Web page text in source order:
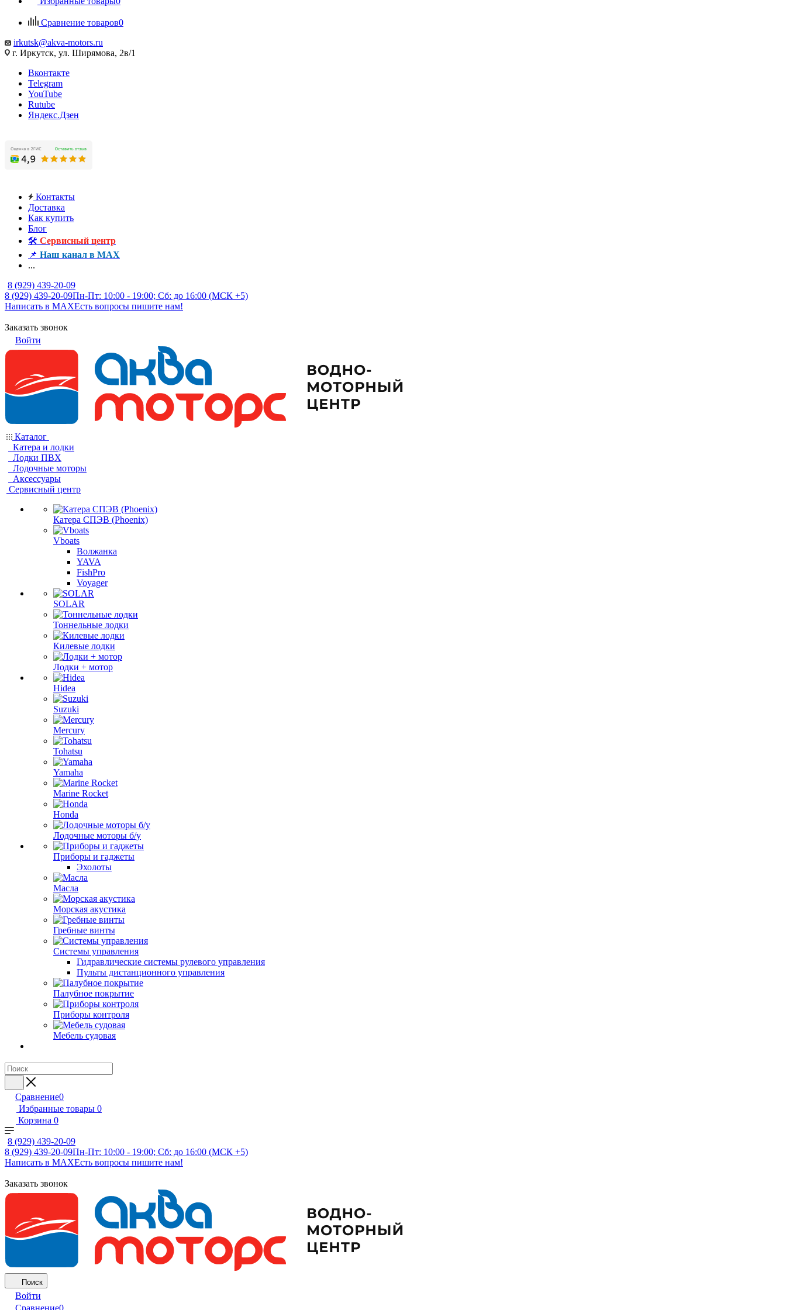
Сравнение товаров0
irkutsk@akva-motors.ru
г. Иркутск, ул. Ширямова, 2в/1
Вконтакте
Telegram
YouTube
Rutube
Яндекс.Дзен
Контакты
Доставка
Как купить
Блог
🛠️ Сервисный центр
📌 Наш канал в MAX
...
8 (929) 439-20-09
8 (929) 439-20-09Пн-Пт: 10:00 - 19:00; Сб: до 16:00 (МСК +5)
Написать в MAXЕсть вопросы пишите нам!
Заказать звонок
Войти
Каталог
Катера и лодки
Лодки ПВХ
Лодочные моторы
Аксессуары
Сервисный центр
Катера СПЭВ (Phoenix)
Vboats
Волжанка
YAVA
FishPro
Voyager
SOLAR
Тоннельные лодки
Килевые лодки
Лодки + мотор
Hidea
Suzuki
Mercury
Tohatsu
Yamaha
Marine Rocket
Honda
Лодочные моторы б/у
Приборы и гаджеты
Эхолоты
Масла
Морская акустика
Гребные винты
Системы управления
Гидравлические системы рулевого управления
Пульты дистанционного управления
Палубное покрытие
Приборы контроля
Мебель судовая
Сравнение0
Избранные товары 0
Корзина 0
8 (929) 439-20-09
8 (929) 439-20-09Пн-Пт: 10:00 - 19:00; Сб: до 16:00 (МСК +5)
Написать в MAXЕсть вопросы пишите нам!
Заказать звонок
Поиск
Войти
Сравнение0